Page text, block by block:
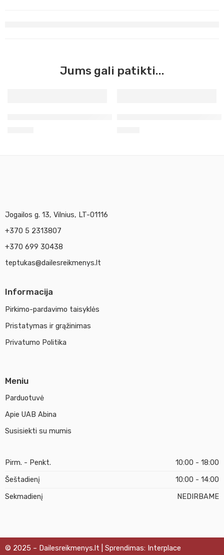
Jums gali patikti...
Jogailos g. 13, Vilnius, LT-01116
+370 5 2313807
+370 699 30438
teptukas@dailesreikmenys.lt
Informacija
Pirkimo-pardavimo taisyklės
Pristatymas ir grąžinimas
Privatumo Politika
Meniu
Parduotuvė
Apie UAB Abina
Susisiekti su mumis
Pirm. - Penkt.
10:00 - 18:00
Šeštadienį
10:00 - 14:00
Sekmadienį
NEDIRBAME
© 2025 – Dailesreikmenys.lt | Sprendimas: Interplace